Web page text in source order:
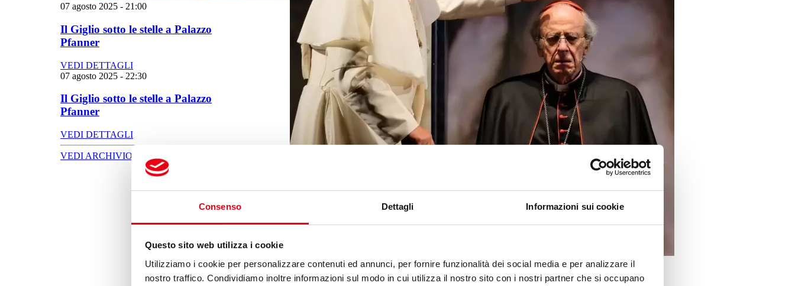
Consenso Dettagli Informazioni sui cookie
Questo sito web utilizza i cookie
Utilizziamo i cookie per personalizzare contenuti ed annunci, per fornire funzionalità dei social media e per analizzare il
nostro traffico. Condividiamo inoltre informazioni sul modo in cui utilizza il nostro sito con i nostri partner che si occupano
07 agosto 2025 - 21:00
Il Giglio sotto le stelle a Palazzo
Pfanner
VEDI DETTAGLI
07 agosto 2025 - 22:30
Il Giglio sotto le stelle a Palazzo
Pfanner
VEDI DETTAGLI
VEDI ARCHIVIO SPETTACOLI
Teatro del Giglio
28 marzo 2025
21:00